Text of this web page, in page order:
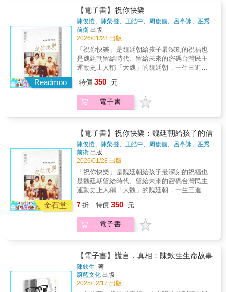
後，王培五與子女淪為「匪眷」，在長期監控
與歧視中度日。這名受過高等教育的女性，在
屏東萬丹、潮州與臺南等地擔任教職，在艱苦
的環境下養兒育女。她忍辱負重，以堅定的信
仰教導孩子不要懷恨，而是要透過讀書改變命
運。子女也展現驚人的生命力，在醫學、土木
工程等領域卓然有成。王培五在六十歲時前往
美國，最後以一百零六歲高齡辭世。張敏之與
王培五夫婦歷經二十世紀動盪中國的炮火煙
他們是中國和臺灣歷史的一部分，最後全溶入
了汪洋萬里之外的另一個國度……共同推薦
（依姓名筆劃排列）林寶安／國立澎湖科技大
學通識教育中心教授陳芸娟／國內第一本「山
東流亡學生」論文作者、山東流亡學生陳永昌
女兒馮賢賢／資深媒體人、前公共電視總經理
單德興／中央研究院歐美研究所兼任研究員謝
仕淵／國立成功大學歷史學系副教授「讓大時
代的黑暗與光明為人所知與省思……且將寃
抑、憤怒，還給歷史。更把真理、正義，留給
社會。」──張彤（張敏之與王培五夫婦三兒
子）「在新一波歷史補課潮中，這個血淚編織
的故事，需要被臺灣人銘記。我們是要選擇自
由民主，還是要接受極權宰制？制度與價值的
選擇，將決定臺灣的未來。」──馮賢賢（資深
「國際民主化浪潮下的臺灣轉型正義」成為必
然，我們如何從「暗黑襲產、困難襲產」的省
思中，看見希望？走進「監獄島」的國際視
角，超越物理隔閡，一窺負面遺產的當代意
義。《望向天光 回首人權》以溫柔卻堅定的力
量，訴說「我的更好，會讓臺灣更美好」，這
樣的信念促使我們思考如何彌合歷史裂痕，讓
每一個生命都受到珍視，每一段過往都獲得尊
重。每一次回顧都是邁向共生未來的基石，鋪
設一條堅實的人權之路，目的地是一個更溫
暖、更美好的臺灣。
裡，穿梭著個人命運與集體記憶的交會，政治
犯與家屬的身影、空間與制度的變遷、藝術與
教育的回應，層層疊成一幅既沉痛又堅韌的圖
景。《望向天光 回首人權》的意義不在於撫平
過往，而是讓歷史重新被理解。真相公開之
日，即記憶回返時。人權不是遙遠的理想，而
是生活中必須不斷守護的倫理，它提醒我們民
主得來不易，也向我們揭示理解與傾聽是跨越
世代的功課。翻開這套書，猶如在微光中前
創傷之中學習共生。天光並非自然降臨，乃由
無數人曾經的苦難與堅持所照亮的方向。上
冊：起．於威權的歷史／承．擔理想的受難戒
傷痕與淬鍊，換來的不僅是一頁頁遭受國家機
器壓迫的檔案，更是無數生命在幽暗中承擔理
想、追求自由的真實軌跡。從「戒嚴70」的脈
絡溯源，到「臺北，監獄，雙城記事」所構築
的政治犯中心，直視「虛構的手榴『蛋』」與
「紅字」背後的恐懼，以及「監獄中的女體」
所承受的肉身與精神創傷。這是一場穿越時空
間感受那個「無可迴避的時代」。《望向天光
回首人權》回顧歷史，更是對人權普世價值的
堅定召喚，提醒我們記取歷史教訓，為臺灣的
Readmoo
【電子書】祝你快樂
陳俊愷、陳榮聲、王皓中、周馥儀、呂亭詠、巫秀
淇著
前衛 出版
2026/01/28 出版
「祝你快樂」是魏廷朝給孩子最深刻的祝福也
是魏廷朝留給時代、留給未來的密碼台灣民主
運動史上人稱「大魏」的魏廷朝，一生三進三
以爭取民主自由，抵抗威權。但在「完滿人格
者」的美譽之外，他不得不成為一個在家庭中
缺席的丈夫與父親。為了彌補這些缺憾，他寫
「自由主義」、「教育理念」、「家庭觀」、
「童趣」、「人生選擇」與「生活觀察」等視
角切入，深度分析魏廷朝寫給兒子「大可」魏
新奇、女兒「小筠」魏筠的書信。在「完滿人
格者」的形象之外，讓我們更貼近魏廷朝的思
想與內心，從中窺見他對平凡幸福的渴望與追
求，對自由民主的想望與祝福，發現一個更完
整、更立體、更貼近你我生命經驗的魏廷朝，
體會他自由思想的日常與家庭實踐，愛家庭與
美幸（彭明敏文教基金會董事長）邱萬興（民
主運動影像工作者）堅韌推薦──一份跨越台灣
民主進程的愛，字句都在澆灌自由的種子茁
愛，給台灣民主最深遠的寄託。──黃守達（台
中市議員）每一則壯烈的革命故事，其實都是
溫暖的愛：愛自己的家人，愛這座島嶼，是希
望大家可以幸福快樂的祝福。──藍士博（二二
特價 350 元
電子書
金石堂
【電子書】祝你快樂：魏廷朝給孩子的信
陳俊愷、陳榮聲、王皓中、周馥儀、呂亭詠、巫秀
淇著
前衛 出版
2026/01/28 出版
「祝你快樂」是魏廷朝給孩子最深刻的祝福也
是魏廷朝留給時代、留給未來的密碼台灣民主
運動史上人稱「大魏」的魏廷朝，一生三進三
以爭取民主自由，抵抗威權。但在「完滿人格
者」的美譽之外，他不得不成為一個在家庭中
缺席的丈夫與父親。為了彌補這些缺憾，他寫
「自由主義」、「教育理念」、「家庭觀」、
「童趣」、「人生選擇」與「生活觀察」等視
角切入，深度分析魏廷朝寫給兒子「大可」魏
新奇、女兒「小筠」魏筠的書信。在「完滿人
格者」的形象之外，讓我們更貼近魏廷朝的思
7 折 特價 350 元
電子書
【電子書】謊言．真相：陳欽生生命故事
陳欽生 著
蔚藍文化 出版
2025/12/17 出版